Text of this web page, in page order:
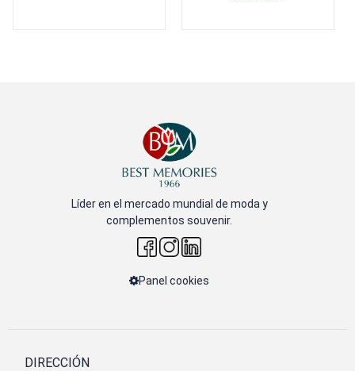
Líder en el mercado mundial de moda y
complementos souvenir.
Panel cookies
DIRECCIÓN